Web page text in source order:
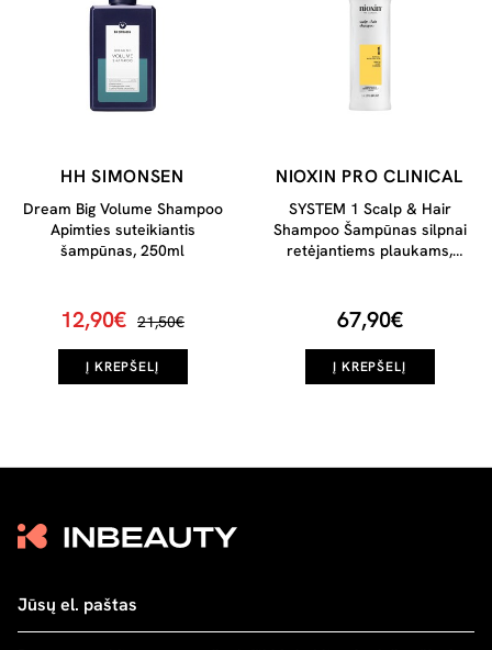
HH SIMONSEN
Dream Big Volume Shampoo
Apimties suteikiantis
šampūnas, 250ml
12,90€ 21,50€
Į KREPŠELĮ
NIOXIN PRO CLINICAL
SYSTEM 1 Scalp & Hair
Shampoo Šampūnas silpnai
retėjantiems plaukams,
67,90€
Į KREPŠELĮ